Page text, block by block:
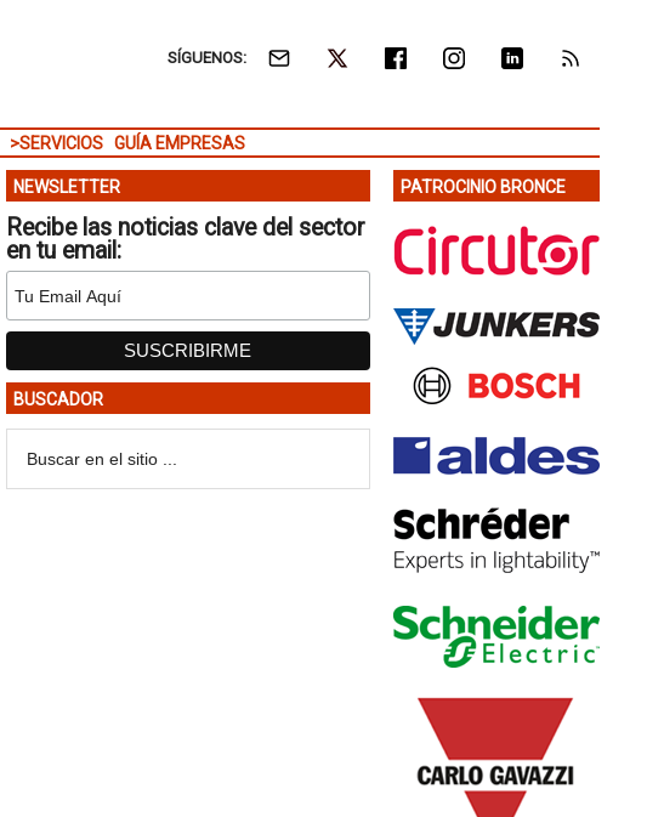
SÍGUENOS:
>SERVICIOS GUÍA EMPRESAS
NEWSLETTER
Recibe las noticias clave del sector
en tu email:
BUSCADOR
PATROCINIO BRONCE